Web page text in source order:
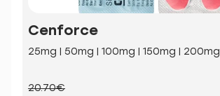
Cenforce
25mg | 50mg | 100mg | 150mg | 200mg
20.70€